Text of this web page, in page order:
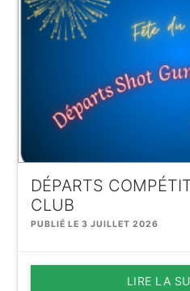
DÉPARTS
CLUB
PUBLIÉ LE 3 JUILLET 2026
LIRE LA